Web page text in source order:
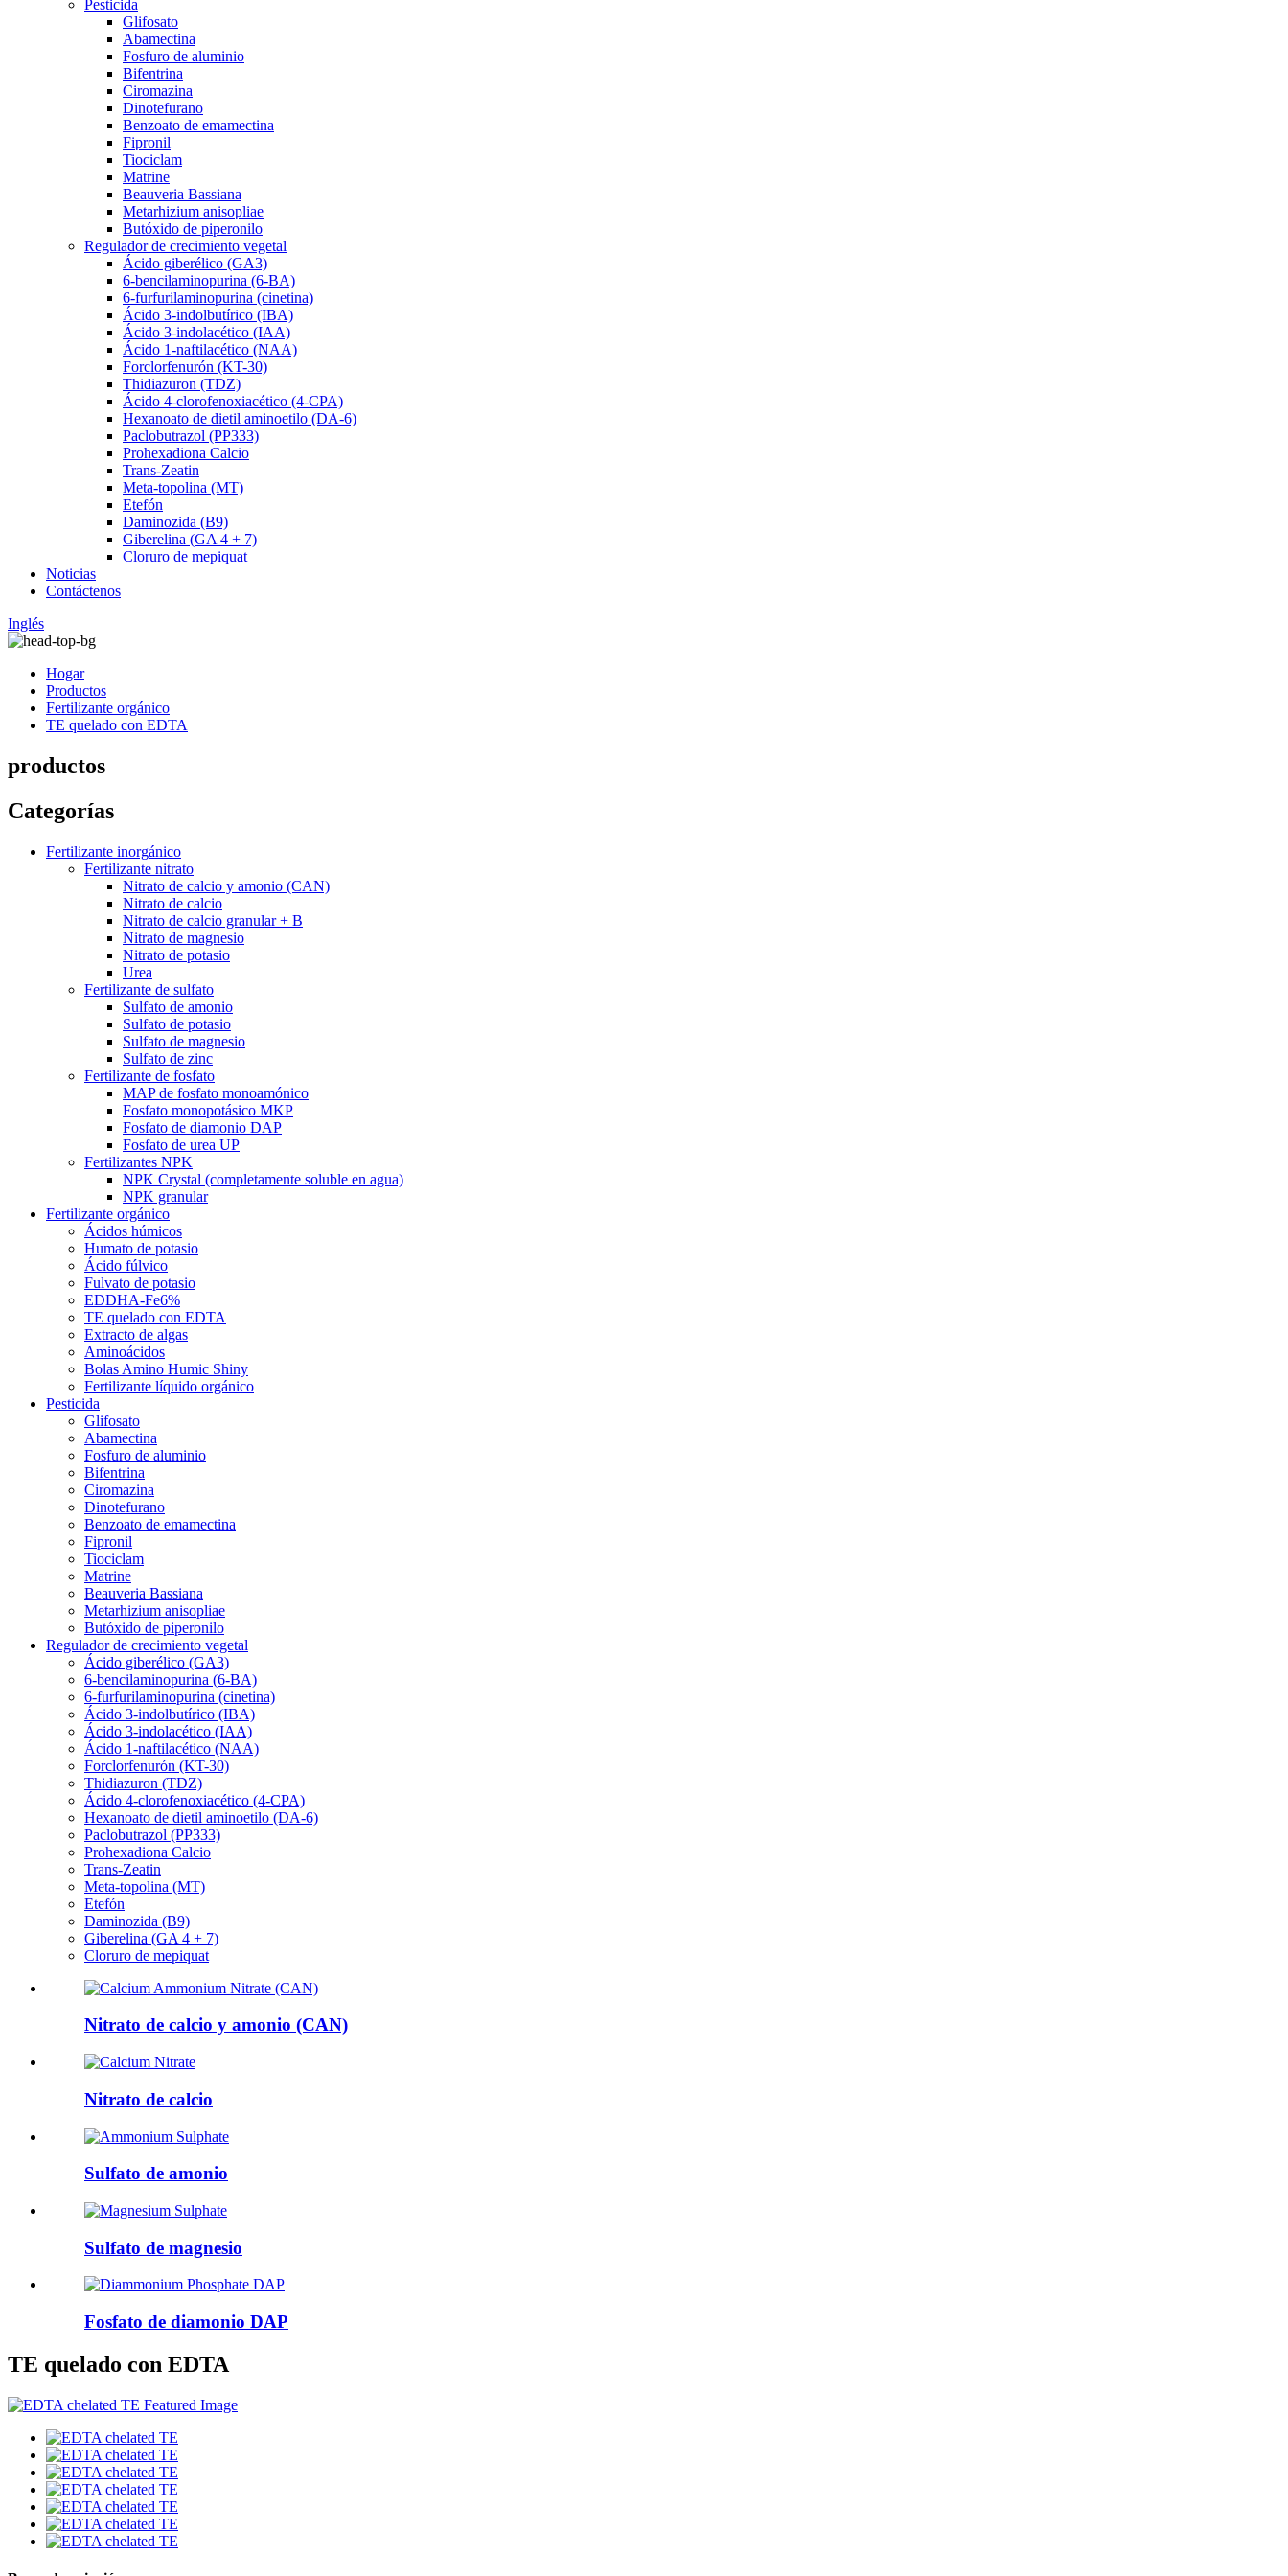
Pesticida
Glifosato
Abamectina
Fosfuro de aluminio
Bifentrina
Ciromazina
Dinotefurano
Benzoato de emamectina
Fipronil
Tiociclam
Matrine
Beauveria Bassiana
Metarhizium anisopliae
Butóxido de piperonilo
Regulador de crecimiento vegetal
Ácido giberélico (GA3)
6-bencilaminopurina (6-BA)
6-furfurilaminopurina (cinetina)
Ácido 3-indolbutírico (IBA)
Ácido 3-indolacético (IAA)
Ácido 1-naftilacético (NAA)
Forclorfenurón (KT-30)
Thidiazuron (TDZ)
Ácido 4-clorofenoxiacético (4-CPA)
Hexanoato de dietil aminoetilo (DA-6)
Paclobutrazol (PP333)
Prohexadiona Calcio
Trans-Zeatin
Meta-topolina (MT)
Etefón
Daminozida (B9)
Giberelina (GA 4 + 7)
Cloruro de mepiquat
Noticias
Contáctenos
Inglés
Hogar
Productos
Fertilizante orgánico
TE quelado con EDTA
productos
Categorías
Fertilizante inorgánico
Fertilizante nitrato
Nitrato de calcio y amonio (CAN)
Nitrato de calcio
Nitrato de calcio granular + B
Nitrato de magnesio
Nitrato de potasio
Urea
Fertilizante de sulfato
Sulfato de amonio
Sulfato de potasio
Sulfato de magnesio
Sulfato de zinc
Fertilizante de fosfato
MAP de fosfato monoamónico
Fosfato monopotásico MKP
Fosfato de diamonio DAP
Fosfato de urea UP
Fertilizantes NPK
NPK Crystal (completamente soluble en agua)
NPK granular
Fertilizante orgánico
Ácidos húmicos
Humato de potasio
Ácido fúlvico
Fulvato de potasio
EDDHA-Fe6%
TE quelado con EDTA
Extracto de algas
Aminoácidos
Bolas Amino Humic Shiny
Fertilizante líquido orgánico
Pesticida
Glifosato
Abamectina
Fosfuro de aluminio
Bifentrina
Ciromazina
Dinotefurano
Benzoato de emamectina
Fipronil
Tiociclam
Matrine
Beauveria Bassiana
Metarhizium anisopliae
Butóxido de piperonilo
Regulador de crecimiento vegetal
Ácido giberélico (GA3)
6-bencilaminopurina (6-BA)
6-furfurilaminopurina (cinetina)
Ácido 3-indolbutírico (IBA)
Ácido 3-indolacético (IAA)
Ácido 1-naftilacético (NAA)
Forclorfenurón (KT-30)
Thidiazuron (TDZ)
Ácido 4-clorofenoxiacético (4-CPA)
Hexanoato de dietil aminoetilo (DA-6)
Paclobutrazol (PP333)
Prohexadiona Calcio
Trans-Zeatin
Meta-topolina (MT)
Etefón
Daminozida (B9)
Giberelina (GA 4 + 7)
Cloruro de mepiquat
Nitrato de calcio y amonio (CAN)
Nitrato de calcio
Sulfato de amonio
Sulfato de magnesio
Fosfato de diamonio DAP
TE quelado con EDTA